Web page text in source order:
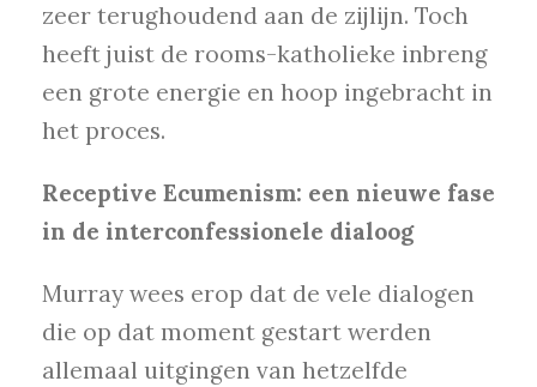
zeer terughoudend aan de zijlijn. Toch
heeft juist de rooms-katholieke inbreng
een grote energie en hoop ingebracht in
het proces.
Receptive Ecumenism: een nieuwe fase
in de interconfessionele dialoog
Murray wees erop dat de vele dialogen
die op dat moment gestart werden
allemaal uitgingen van hetzelfde